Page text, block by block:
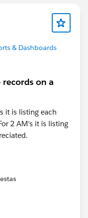
& Dashboards
on a
it is listing each
2 AM's it is listing